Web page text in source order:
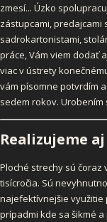
zmesí... Úzko
zástupcami, predajcami
sadrokartonistami,
práce, Vám viem dodať
viac v ústrety
vám písomne potvrdím
sedem rokov.
Realizujeme aj
Ploché strechy sú čoraz
tisícročia. Sú
najefektívnejšie využitie
prípadmi kde sa šikmé